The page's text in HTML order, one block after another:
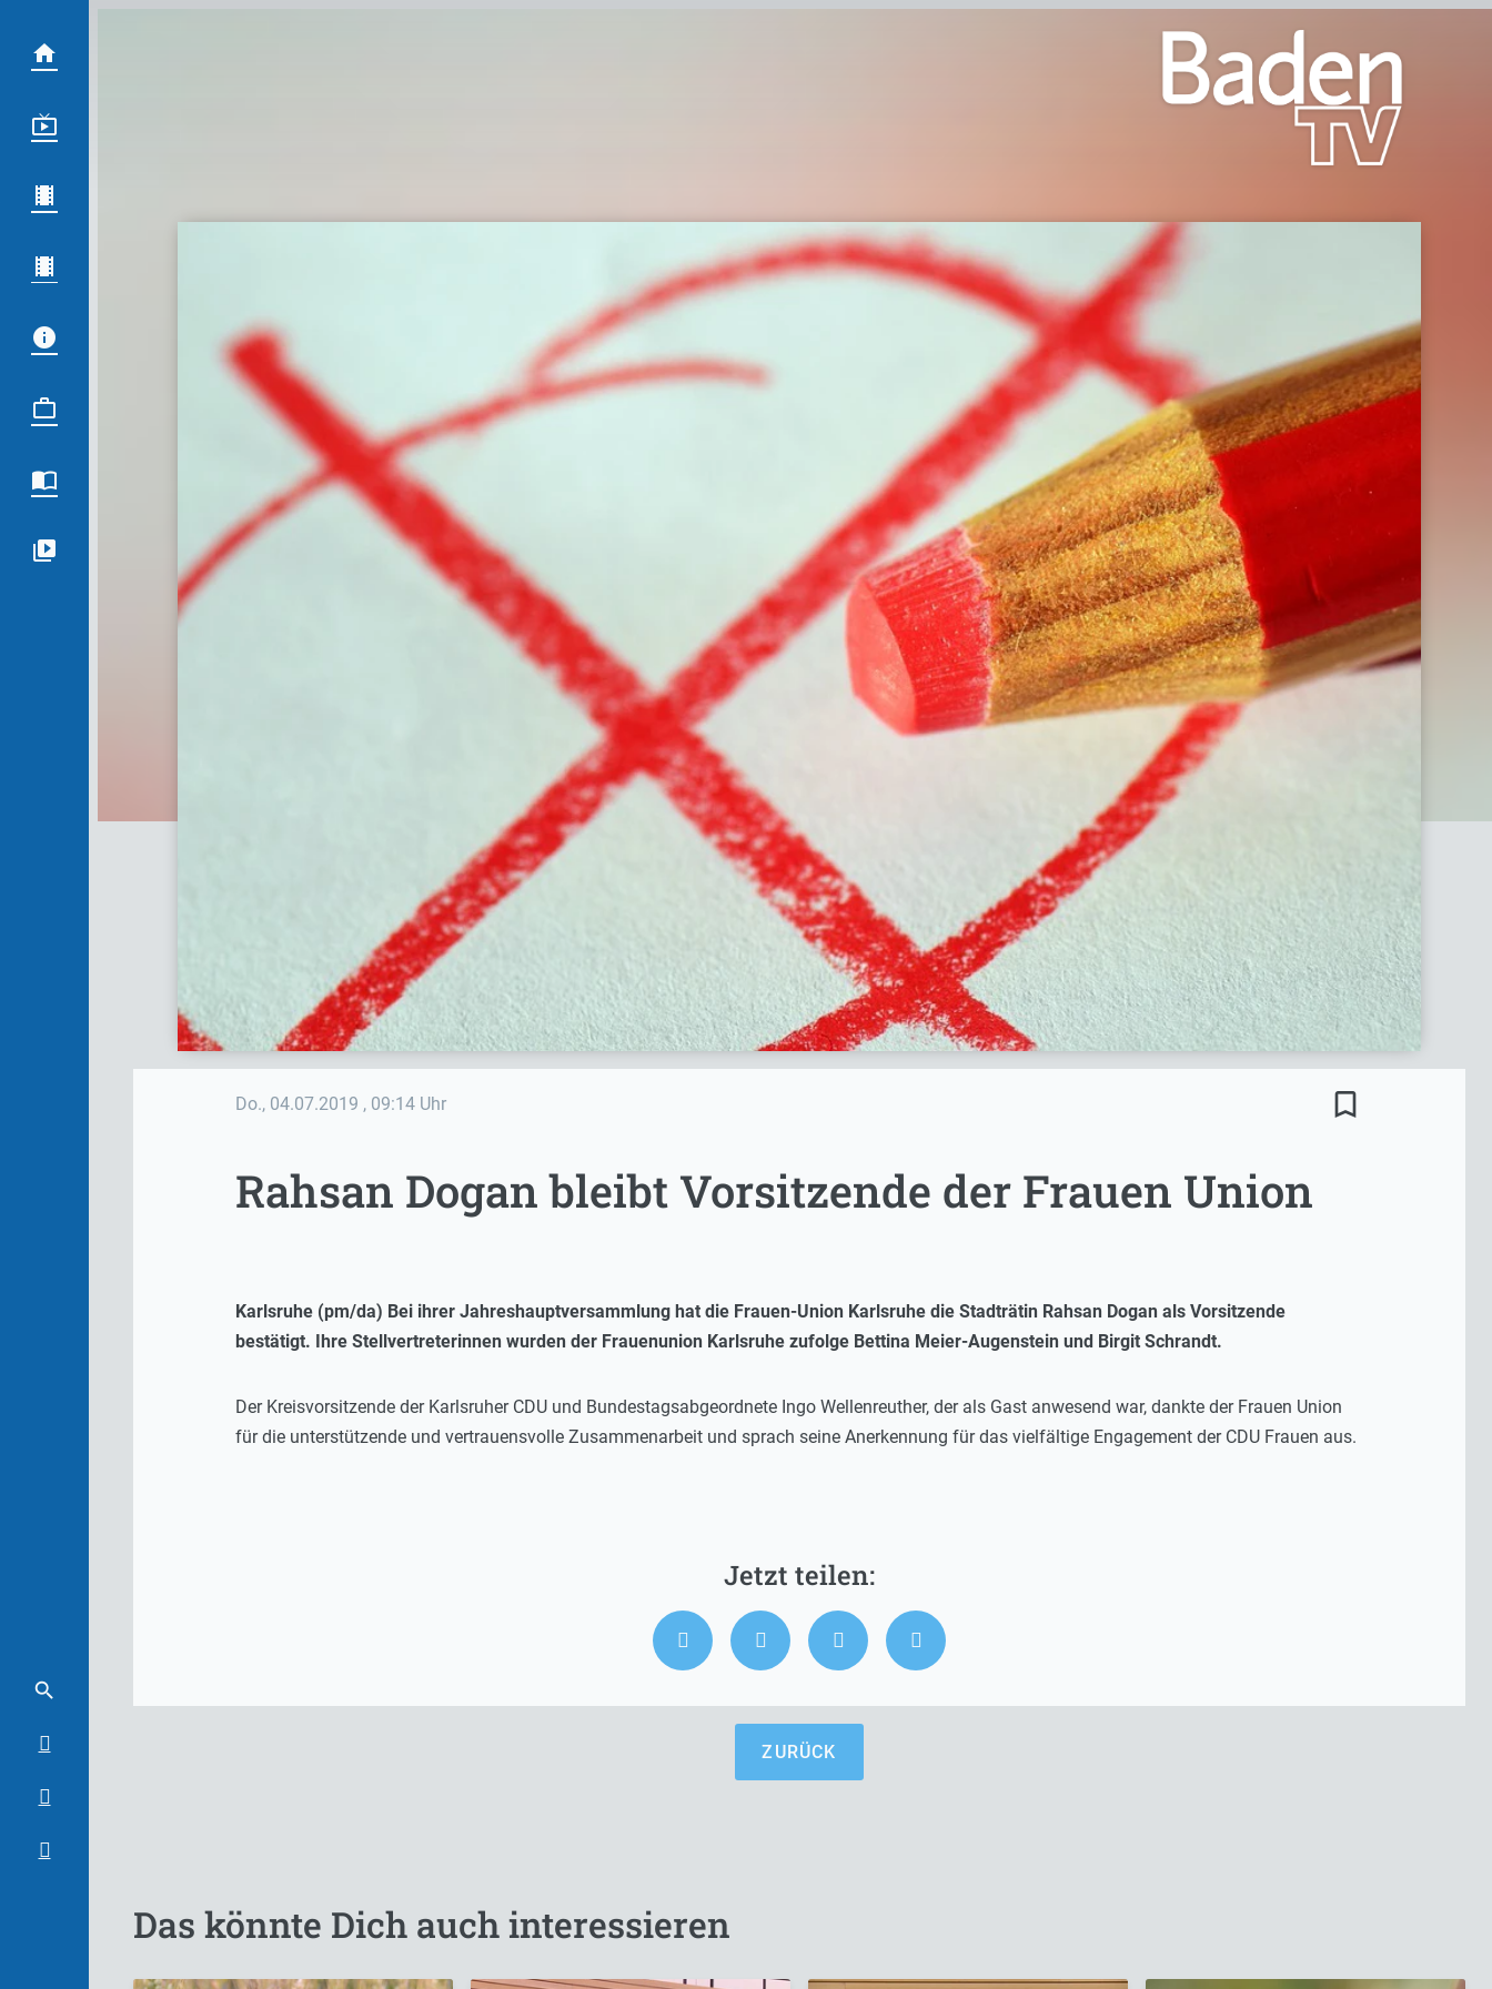
Do., 04.07.2019 , 09:14 Uhr bookmark_border
Rahsan Dogan bleibt Vorsitzende der Frauen Union
Karlsruhe (pm/da) Bei ihrer Jahreshauptversammlung hat die Frauen-Union Karlsruhe die Stadträtin Rahsan Dogan als Vorsitzende
bestätigt. Ihre Stellvertreterinnen wurden der Frauenunion Karlsruhe zufolge Bettina Meier-Augenstein und Birgit Schrandt.
Der Kreisvorsitzende der Karlsruher CDU und Bundestagsabgeordnete Ingo Wellenreuther, der als Gast anwesend war, dankte der Frauen Union
für die unterstützende und vertrauensvolle Zusammenarbeit und sprach seine Anerkennung für das vielfältige Engagement der CDU Frauen aus.
ZURÜCK
Das könnte Dich auch interessieren